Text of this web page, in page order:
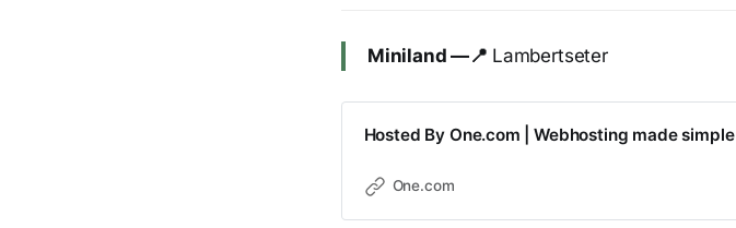
Miniland —📍 Lambertseter
Hosted By One.com | Webhosting made simple
One.com